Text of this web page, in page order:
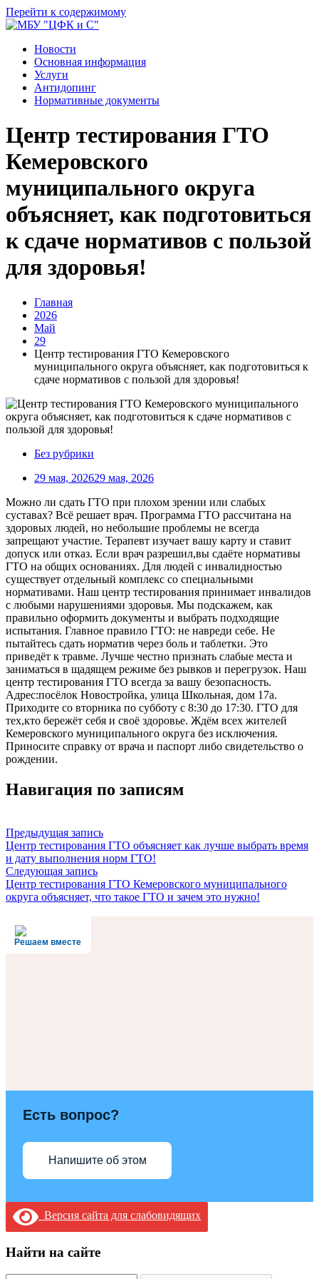
Перейти к содержимому
Новости
Основная информация
Услуги
Антидопинг
Нормативные документы
Центр тестирования ГТО
Кемеровского
муниципального округа
объясняет, как подготовиться
к сдаче нормативов с пользой
для здоровья!
Главная
2026
Май
29
Центр тестирования ГТО Кемеровского
муниципального округа объясняет, как подготовиться к
сдаче нормативов с пользой для здоровья!
Без рубрики
29 мая, 202629 мая, 2026
Можно ли сдать ГТО при плохом зрении или слабых
суставах? Всё решает врач. Программа ГТО рассчитана на
здоровых людей, но небольшие проблемы не всегда
запрещают участие. Терапевт изучает вашу карту и ставит
допуск или отказ. Если врач разрешил,вы сдаёте нормативы
ГТО на общих основаниях. Для людей с инвалидностью
существует отдельный комплекс со специальными
нормативами. Наш центр тестирования принимает инвалидов
с любыми нарушениями здоровья. Мы подскажем, как
правильно оформить документы и выбрать подходящие
испытания. Главное правило ГТО: не навреди себе. Не
пытайтесь сдать норматив через боль и таблетки. Это
приведёт к травме. Лучше честно признать слабые места и
заниматься в щадящем режиме без рывков и перегрузок. Наш
центр тестирования ГТО всегда за вашу безопасность.
Адрес:посёлок Новостройка, улица Школьная, дом 17а.
Приходите со вторника по субботу с 8:30 до 17:30. ГТО для
тех,кто бережёт себя и своё здоровье. Ждём всех жителей
Кемеровского муниципального округа без исключения.
Приносите справку от врача и паспорт либо свидетельство о
рождении.
Навигация по записям
Предыдущая запись
Центр тестирования ГТО объясняет как лучше выбрать время
и дату выполнения норм ГТО!
Следующая запись
Центр тестирования ГТО Кемеровского муниципального
округа объясняет, что такое ГТО и зачем это нужно!
Решаем вместе
Есть вопрос?
Напишите об этом
Версия сайта для слабовидящих
Найти на сайте